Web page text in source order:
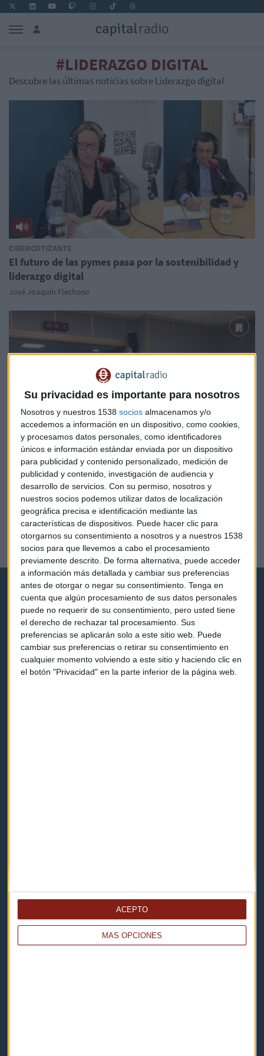
Su privacidad es importante para nosotros
Nosotros y nuestros 1538 socios almacenamos y/o
accedemos a información en un dispositivo, como cookies,
y procesamos datos personales, como identificadores
únicos e información estándar enviada por un dispositivo
para publicidad y contenido personalizado, medición de
publicidad y contenido, investigación de audiencia y
desarrollo de servicios. Con su permiso, nosotros y
nuestros socios podemos utilizar datos de localización
geográfica precisa e identificación mediante las
características de dispositivos. Puede hacer clic para
otorgarnos su consentimiento a nosotros y a nuestros 1538
socios para que llevemos a cabo el procesamiento
previamente descrito. De forma alternativa, puede acceder
a información más detallada y cambiar sus preferencias
antes de otorgar o negar su consentimiento. Tenga en
cuenta que algún procesamiento de sus datos personales
puede no requerir de su consentimiento, pero usted tiene
el derecho de rechazar tal procesamiento. Sus
preferencias se aplicarán solo a este sitio web. Puede
cambiar sus preferencias o retirar su consentimiento en
cualquier momento volviendo a este sitio y haciendo clic en
el botón "Privacidad" en la parte inferior de la página web.
MÁS OPCIONES
ACEPTO
#LIDERAZGO DIGITAL
Descubre las últimas noticias sobre Liderazgo digital
CIBERCOTIZANTE
El futuro de las pymes pasa por la sostenibilidad y
liderazgo digital
José Joaquín Flechoso
GESTIÓN DEL TALENTO
El reto es adaptarse e interactuar para liderar el
cambio digital
José Joaquín Flechoso
Capital Radio
Noticias
Descarga nuestras apps